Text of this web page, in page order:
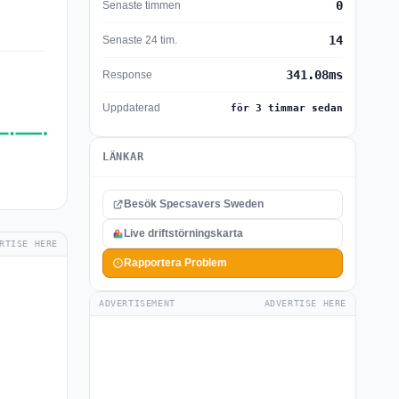
HERE
Senaste timmen 0
Senaste 24 tim. 14
Response 341.08ms
Uppdaterad för 3 timmar sedan
LÄNKAR
Besök Specsavers Sweden
Live driftstörningskarta
Rapportera Problem
ADVERTISEMENT ADVERTISE HERE